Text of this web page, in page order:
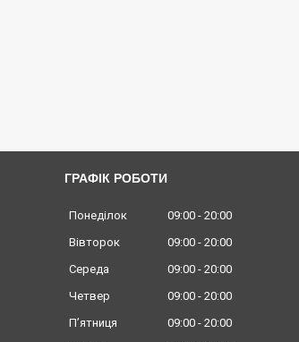
ГРАФІК РОБОТИ
Понеділок 09:00
20:00
Вівторок
09:00
20:00
Середа
09:00
20:00
Четвер
09:00
20:00
Пʼятниця
09:00
20:00